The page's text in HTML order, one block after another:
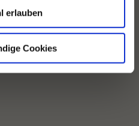
erlauben
Cookies